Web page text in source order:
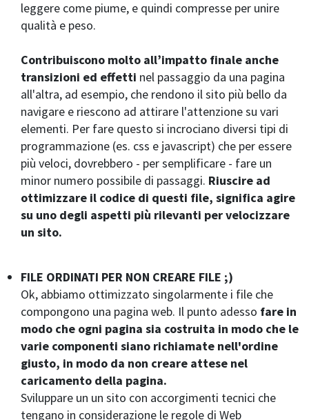
leggere come piume, e quindi compresse per unire
qualità e peso.
Contribuiscono molto all’impatto finale anche
transizioni ed effetti nel passaggio da una pagina
all'altra, ad esempio, che rendono il sito più bello da
navigare e riescono ad attirare l'attenzione su vari
elementi. Per fare questo si incrociano diversi tipi di
programmazione (es. css e javascript) che per essere
più veloci, dovrebbero - per semplificare - fare un
minor numero possibile di passaggi. Riuscire ad
ottimizzare il codice di questi file, significa agire
su uno degli aspetti più rilevanti per velocizzare
un sito.
FILE ORDINATI PER NON CREARE FILE ;)
Ok, abbiamo ottimizzato singolarmente i file che
compongono una pagina web. Il punto adesso fare in
modo che ogni pagina sia costruita in modo che le
varie componenti siano richiamate nell'ordine
giusto, in modo da non creare attese nel
caricamento della pagina.
Sviluppare un un sito con accorgimenti tecnici che
tengano in considerazione le regole di Web